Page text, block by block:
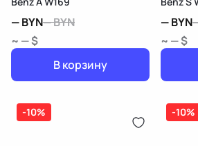
—BYN—BYN
~ — $
В корзину
—BYN
~ — $
-10% -10%